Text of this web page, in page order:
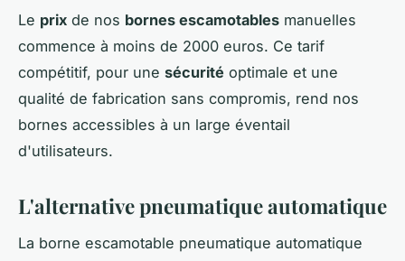
Le prix de nos bornes escamotables manuelles
commence à moins de 2000 euros. Ce tarif
compétitif, pour une sécurité optimale et une
qualité de fabrication sans compromis, rend nos
bornes accessibles à un large éventail
d'utilisateurs.
L'alternative pneumatique automatique
La borne escamotable pneumatique automatique